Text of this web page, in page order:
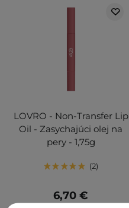
LOVRO - Non-Transfer Lip
Oil - Zasychajúci olej na
pery - 1,75g
2
6,70 €